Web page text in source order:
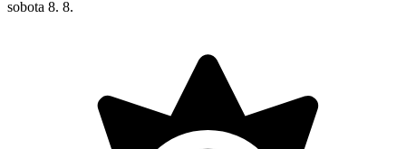
sobota 8. 8.